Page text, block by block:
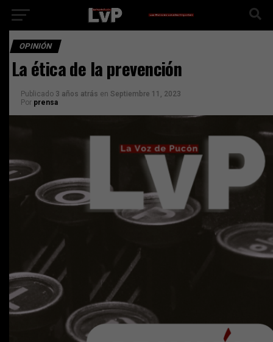
OPINIÓN
La ética de la prevención
Publicado 3 años atrás en Septiembre 11, 2023
Por prensa